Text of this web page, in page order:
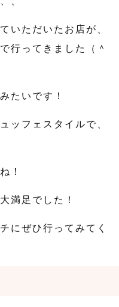
いただいたお店が、
行ってきました（＾
たいです！
ッフェスタイルで、
！
満足でした！
にぜひ行ってみてく